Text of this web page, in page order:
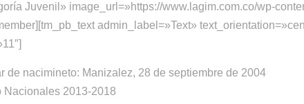
Juvenil» image_url=»https://www.lagim.com.co/wp-
admin_label=»Text»
de nacimineto: Manizalez, 28 de septiembre de 2004
Nacionales 2013-2018